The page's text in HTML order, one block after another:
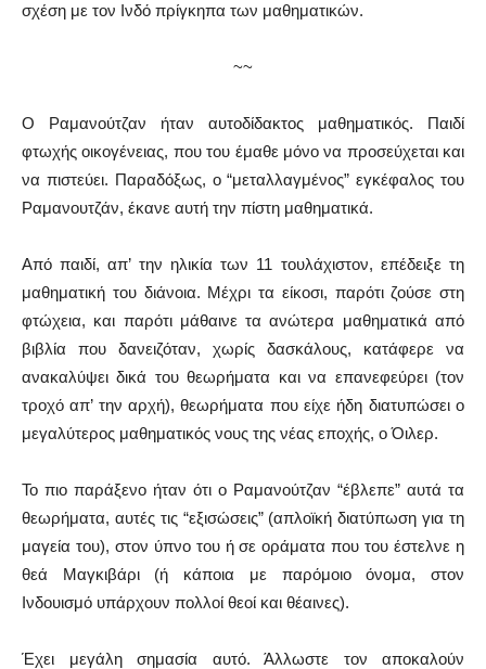
σχέση με τον Ινδό πρίγκηπα των μαθηματικών.
~~
Ο Ραμανούτζαν ήταν αυτοδίδακτος μαθηματικός. Παιδί
φτωχής οικογένειας, που του έμαθε μόνο να προσεύχεται και
να πιστεύει. Παραδόξως, ο “μεταλλαγμένος” εγκέφαλος του
Ραμανουτζάν, έκανε αυτή την πίστη μαθηματικά.
Από παιδί, απ’ την ηλικία των 11 τουλάχιστον, επέδειξε τη
μαθηματική του διάνοια. Μέχρι τα είκοσι, παρότι ζούσε στη
φτώχεια, και παρότι μάθαινε τα ανώτερα μαθηματικά από
βιβλία που δανειζόταν, χωρίς δασκάλους, κατάφερε να
ανακαλύψει δικά του θεωρήματα και να επανεφεύρει (τον
τροχό απ’ την αρχή), θεωρήματα που είχε ήδη διατυπώσει ο
μεγαλύτερος μαθηματικός νους της νέας εποχής, ο Όιλερ.
Το πιο παράξενο ήταν ότι ο Ραμανούτζαν “έβλεπε” αυτά τα
θεωρήματα, αυτές τις “εξισώσεις” (απλοϊκή διατύπωση για τη
μαγεία του), στον ύπνο του ή σε οράματα που του έστελνε η
θεά Μαγκιβάρι (ή κάποια με παρόμοιο όνομα, στον
Ινδουισμό υπάρχουν πολλοί θεοί και θέαινες).
Έχει μεγάλη σημασία αυτό. Άλλωστε τον αποκαλούν